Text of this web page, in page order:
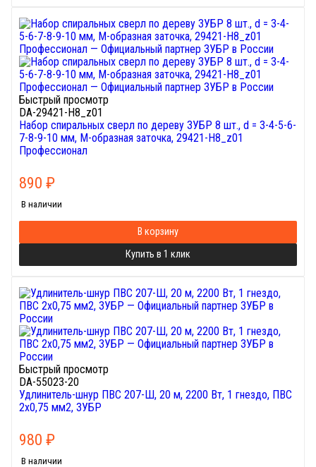
Быстрый просмотр
DA-29421-H8_z01
Набор спиральных сверл по дереву ЗУБР 8 шт., d = 3-4-5-6-
7-8-9-10 мм, М-образная заточка, 29421-H8_z01
Профессионал
890 ₽
В наличии
В корзину
Купить в 1 клик
Быстрый просмотр
DA-55023-20
Удлинитель-шнур ПВС 207-Ш, 20 м, 2200 Вт, 1 гнездо, ПВС
2х0,75 мм2, ЗУБР
980 ₽
В наличии